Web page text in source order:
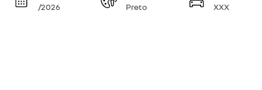
/2026 Preto XXX